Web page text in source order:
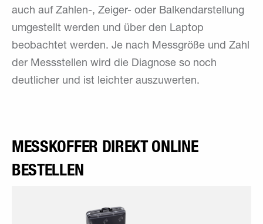
auch auf Zahlen-, Zeiger- oder Balkendarstellung
umgestellt werden und über den Laptop
beobachtet werden. Je nach Messgröße und Zahl
der Messstellen wird die Diagnose so noch
deutlicher und ist leichter auszuwerten.
MESSKOFFER DIREKT ONLINE
BESTELLEN